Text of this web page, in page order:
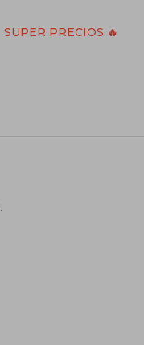
SUPER PRECIOS 🔥